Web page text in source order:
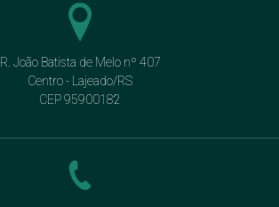
R. João Batista de Melo nº 407
Centro - Lajeado/RS
CEP 95900182